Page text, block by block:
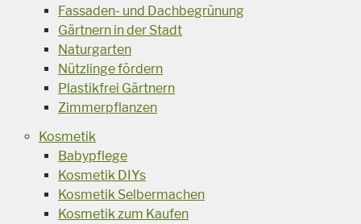
Fassaden- und Dachbegrünung
Gärtnern in der Stadt
Naturgarten
Nützlinge fördern
Plastikfrei Gärtnern
Zimmerpflanzen
Kosmetik
Babypflege
Kosmetik DIYs
Kosmetik Selbermachen
Kosmetik zum Kaufen